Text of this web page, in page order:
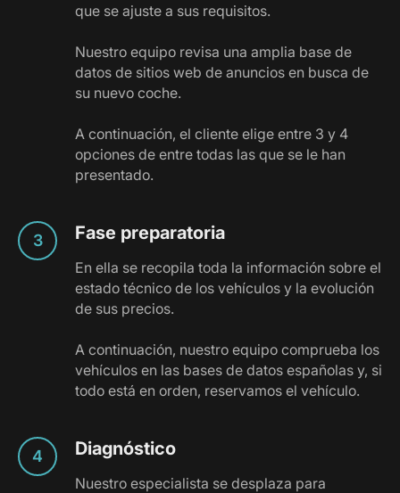
que se ajuste a sus requisitos.
Nuestro equipo revisa una amplia base de
datos de sitios web de anuncios en busca de
su nuevo coche.
A continuación, el cliente elige entre 3 y 4
opciones de entre todas las que se le han
presentado.
Fase preparatoria
En ella se recopila toda la información sobre el
estado técnico de los vehículos y la evolución
de sus precios.
A continuación, nuestro equipo comprueba los
vehículos en las bases de datos españolas y, si
todo está en orden, reservamos el vehículo.
Diagnóstico
Nuestro especialista se desplaza para